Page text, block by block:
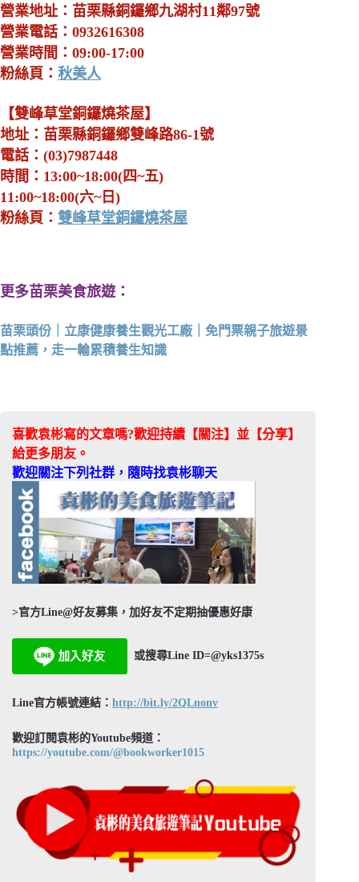
營業地址：苗栗縣銅鑼鄉九湖村11鄰97號
營業電話：0932616308
營業時間：09:00-17:00
粉絲頁： 秋美人
【雙峰草堂銅鑼燒茶屋】
地址：苗栗縣銅鑼鄉雙峰路86-1號
電話：(03)7987448
時間：13:00~18:00(四~五)
11:00~18:00(六~日)
粉絲頁： 雙峰草堂銅鑼燒茶屋
更多苗栗美食旅遊：
苗栗頭份｜立康健康養生觀光工廠｜免門票親子旅遊景
點推薦，走一輪累積養生知識
喜歡袁彬寫的文章嗎?歡迎持續【關注】並【分享】
給更多朋友。
歡迎關注下列社群，隨時找袁彬聊天
>官方Line@好友募集，加好友不定期抽優惠好康
或搜尋Line ID=@yks1375s
Line官方帳號連結： http://bit.ly/2QLnonv
歡迎訂閱袁彬的Youtube頻道：
https://youtube.com/@bookworker1015